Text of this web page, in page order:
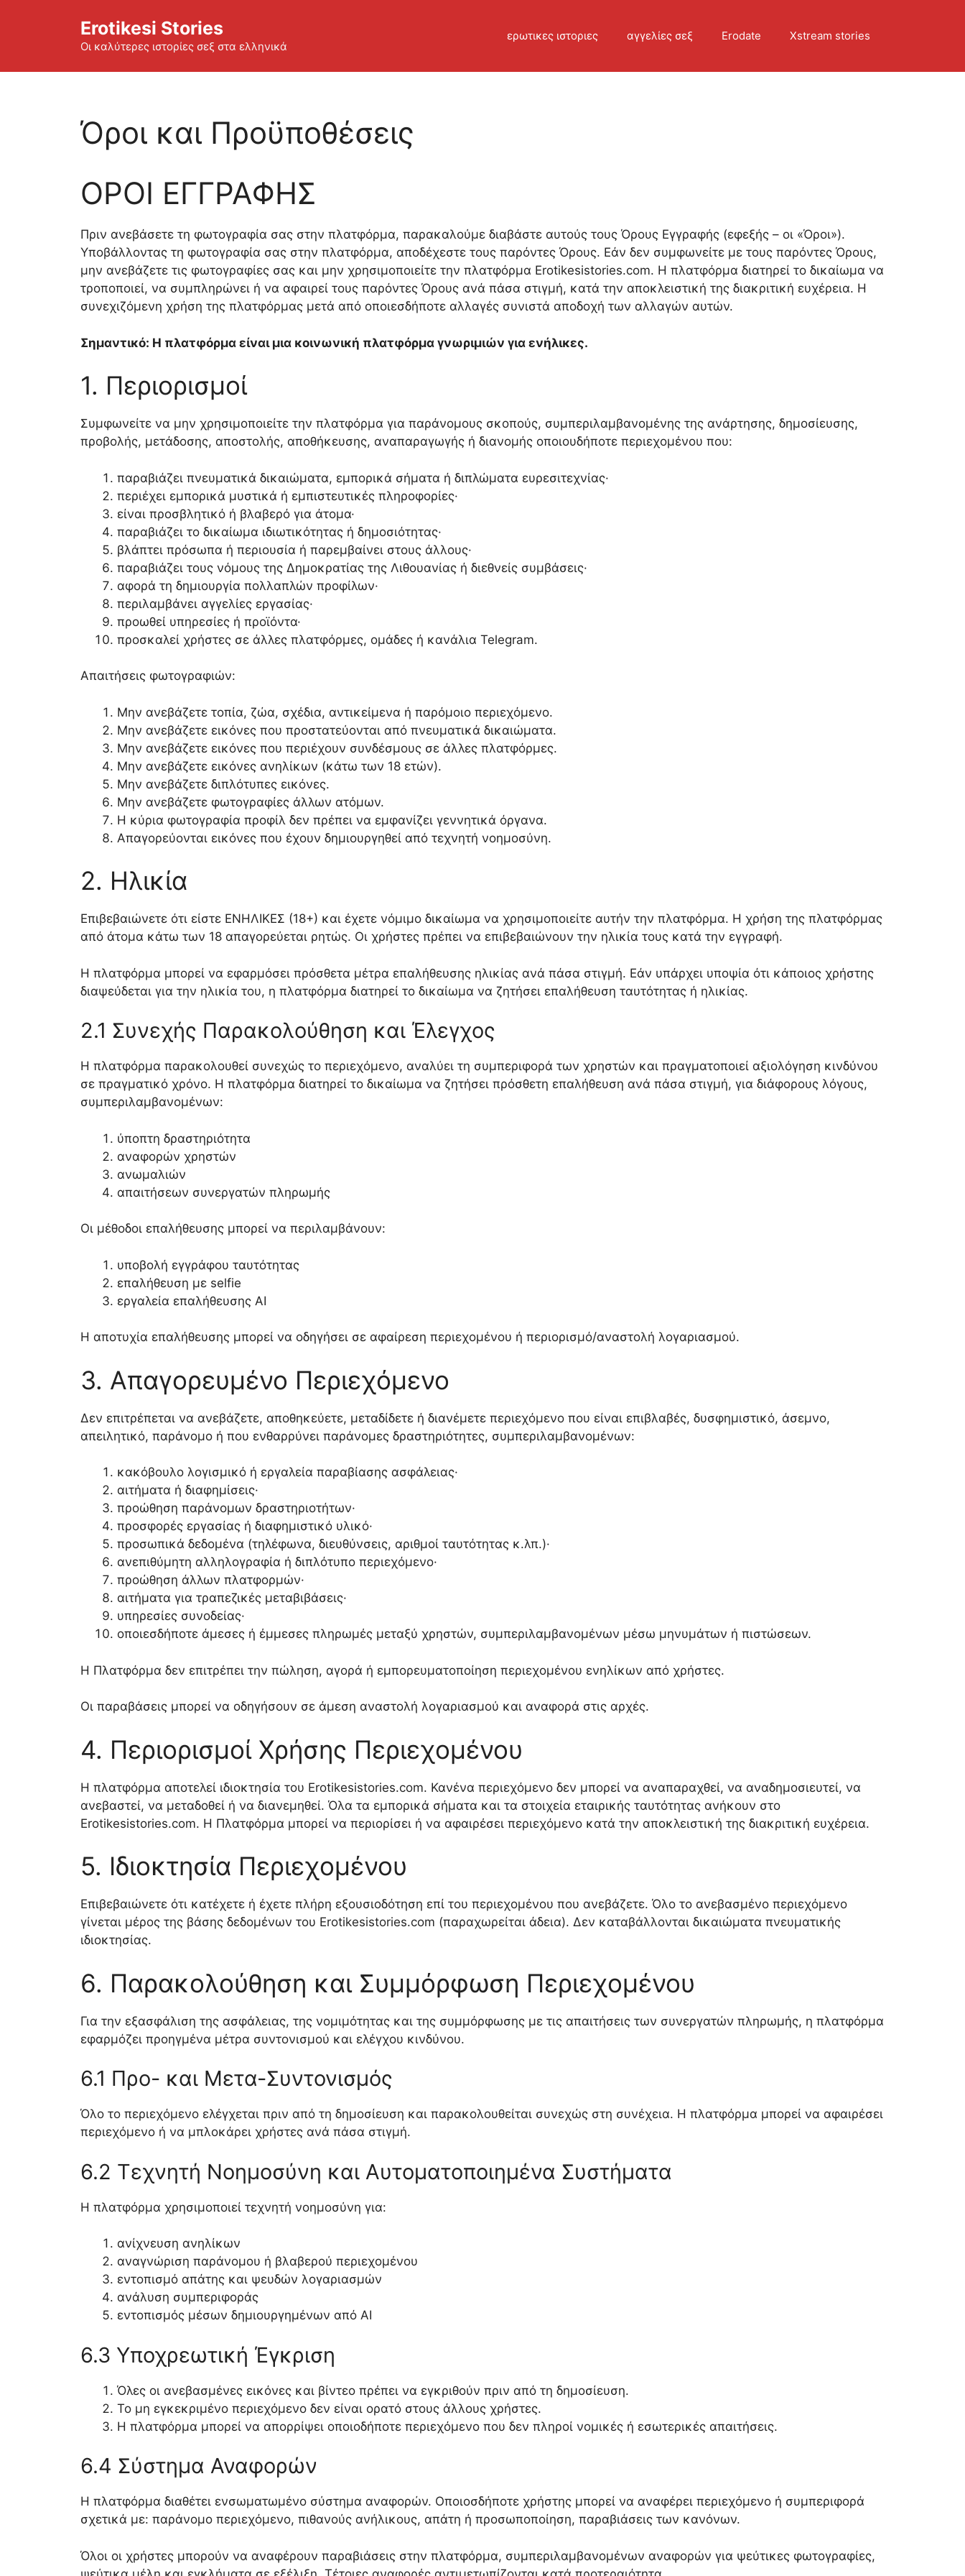
Erotikesi Stories
Οι καλύτερες ιστορίες σεξ στα ελληνικά
ερωτικες ιστοριες αγγελίες σεξ Erodate Xstream stories
Όροι και Προϋποθέσεις
ΟΡΟΙ ΕΓΓΡΑΦΗΣ
Πριν ανεβάσετε τη φωτογραφία σας στην πλατφόρμα, παρακαλούμε διαβάστε αυτούς τους Όρους Εγγραφής (εφεξής – οι «Όροι»).
Υποβάλλοντας τη φωτογραφία σας στην πλατφόρμα, αποδέχεστε τους παρόντες Όρους. Εάν δεν συμφωνείτε με τους παρόντες Όρους,
μην ανεβάζετε τις φωτογραφίες σας και μην χρησιμοποιείτε την πλατφόρμα Erotikesistories.com. Η πλατφόρμα διατηρεί το δικαίωμα να
τροποποιεί, να συμπληρώνει ή να αφαιρεί τους παρόντες Όρους ανά πάσα στιγμή, κατά την αποκλειστική της διακριτική ευχέρεια. Η
συνεχιζόμενη χρήση της πλατφόρμας μετά από οποιεσδήποτε αλλαγές συνιστά αποδοχή των αλλαγών αυτών.
Σημαντικό: Η πλατφόρμα είναι μια κοινωνική πλατφόρμα γνωριμιών για ενήλικες.
1. Περιορισμοί
Συμφωνείτε να μην χρησιμοποιείτε την πλατφόρμα για παράνομους σκοπούς, συμπεριλαμβανομένης της ανάρτησης, δημοσίευσης,
προβολής, μετάδοσης, αποστολής, αποθήκευσης, αναπαραγωγής ή διανομής οποιουδήποτε περιεχομένου που:
παραβιάζει πνευματικά δικαιώματα, εμπορικά σήματα ή διπλώματα ευρεσιτεχνίας·
περιέχει εμπορικά μυστικά ή εμπιστευτικές πληροφορίες·
είναι προσβλητικό ή βλαβερό για άτομα·
παραβιάζει το δικαίωμα ιδιωτικότητας ή δημοσιότητας·
βλάπτει πρόσωπα ή περιουσία ή παρεμβαίνει στους άλλους·
παραβιάζει τους νόμους της Δημοκρατίας της Λιθουανίας ή διεθνείς συμβάσεις·
αφορά τη δημιουργία πολλαπλών προφίλων·
περιλαμβάνει αγγελίες εργασίας·
προωθεί υπηρεσίες ή προϊόντα·
προσκαλεί χρήστες σε άλλες πλατφόρμες, ομάδες ή κανάλια Telegram.
Απαιτήσεις φωτογραφιών:
Μην ανεβάζετε τοπία, ζώα, σχέδια, αντικείμενα ή παρόμοιο περιεχόμενο.
Μην ανεβάζετε εικόνες που προστατεύονται από πνευματικά δικαιώματα.
Μην ανεβάζετε εικόνες που περιέχουν συνδέσμους σε άλλες πλατφόρμες.
Μην ανεβάζετε εικόνες ανηλίκων (κάτω των 18 ετών).
Μην ανεβάζετε διπλότυπες εικόνες.
Μην ανεβάζετε φωτογραφίες άλλων ατόμων.
Η κύρια φωτογραφία προφίλ δεν πρέπει να εμφανίζει γεννητικά όργανα.
Απαγορεύονται εικόνες που έχουν δημιουργηθεί από τεχνητή νοημοσύνη.
2. Ηλικία
Επιβεβαιώνετε ότι είστε ΕΝΗΛΙΚΕΣ (18+) και έχετε νόμιμο δικαίωμα να χρησιμοποιείτε αυτήν την πλατφόρμα. Η χρήση της πλατφόρμας
από άτομα κάτω των 18 απαγορεύεται ρητώς. Οι χρήστες πρέπει να επιβεβαιώνουν την ηλικία τους κατά την εγγραφή.
Η πλατφόρμα μπορεί να εφαρμόσει πρόσθετα μέτρα επαλήθευσης ηλικίας ανά πάσα στιγμή. Εάν υπάρχει υποψία ότι κάποιος χρήστης
διαψεύδεται για την ηλικία του, η πλατφόρμα διατηρεί το δικαίωμα να ζητήσει επαλήθευση ταυτότητας ή ηλικίας.
2.1 Συνεχής Παρακολούθηση και Έλεγχος
Η πλατφόρμα παρακολουθεί συνεχώς το περιεχόμενο, αναλύει τη συμπεριφορά των χρηστών και πραγματοποιεί αξιολόγηση κινδύνου
σε πραγματικό χρόνο. Η πλατφόρμα διατηρεί το δικαίωμα να ζητήσει πρόσθετη επαλήθευση ανά πάσα στιγμή, για διάφορους λόγους,
συμπεριλαμβανομένων:
ύποπτη δραστηριότητα
αναφορών χρηστών
ανωμαλιών
απαιτήσεων συνεργατών πληρωμής
Οι μέθοδοι επαλήθευσης μπορεί να περιλαμβάνουν:
υποβολή εγγράφου ταυτότητας
επαλήθευση με selfie
εργαλεία επαλήθευσης AI
Η αποτυχία επαλήθευσης μπορεί να οδηγήσει σε αφαίρεση περιεχομένου ή περιορισμό/αναστολή λογαριασμού.
3. Απαγορευμένο Περιεχόμενο
Δεν επιτρέπεται να ανεβάζετε, αποθηκεύετε, μεταδίδετε ή διανέμετε περιεχόμενο που είναι επιβλαβές, δυσφημιστικό, άσεμνο,
απειλητικό, παράνομο ή που ενθαρρύνει παράνομες δραστηριότητες, συμπεριλαμβανομένων:
κακόβουλο λογισμικό ή εργαλεία παραβίασης ασφάλειας·
αιτήματα ή διαφημίσεις·
προώθηση παράνομων δραστηριοτήτων·
προσφορές εργασίας ή διαφημιστικό υλικό·
προσωπικά δεδομένα (τηλέφωνα, διευθύνσεις, αριθμοί ταυτότητας κ.λπ.)·
ανεπιθύμητη αλληλογραφία ή διπλότυπο περιεχόμενο·
προώθηση άλλων πλατφορμών·
αιτήματα για τραπεζικές μεταβιβάσεις·
υπηρεσίες συνοδείας·
οποιεσδήποτε άμεσες ή έμμεσες πληρωμές μεταξύ χρηστών, συμπεριλαμβανομένων μέσω μηνυμάτων ή πιστώσεων.
Η Πλατφόρμα δεν επιτρέπει την πώληση, αγορά ή εμπορευματοποίηση περιεχομένου ενηλίκων από χρήστες.
Οι παραβάσεις μπορεί να οδηγήσουν σε άμεση αναστολή λογαριασμού και αναφορά στις αρχές.
4. Περιορισμοί Χρήσης Περιεχομένου
Η πλατφόρμα αποτελεί ιδιοκτησία του Erotikesistories.com. Κανένα περιεχόμενο δεν μπορεί να αναπαραχθεί, να αναδημοσιευτεί, να
ανεβαστεί, να μεταδοθεί ή να διανεμηθεί. Όλα τα εμπορικά σήματα και τα στοιχεία εταιρικής ταυτότητας ανήκουν στο
Erotikesistories.com. Η Πλατφόρμα μπορεί να περιορίσει ή να αφαιρέσει περιεχόμενο κατά την αποκλειστική της διακριτική ευχέρεια.
5. Ιδιοκτησία Περιεχομένου
Επιβεβαιώνετε ότι κατέχετε ή έχετε πλήρη εξουσιοδότηση επί του περιεχομένου που ανεβάζετε. Όλο το ανεβασμένο περιεχόμενο
γίνεται μέρος της βάσης δεδομένων του Erotikesistories.com (παραχωρείται άδεια). Δεν καταβάλλονται δικαιώματα πνευματικής
ιδιοκτησίας.
6. Παρακολούθηση και Συμμόρφωση Περιεχομένου
Για την εξασφάλιση της ασφάλειας, της νομιμότητας και της συμμόρφωσης με τις απαιτήσεις των συνεργατών πληρωμής, η πλατφόρμα
εφαρμόζει προηγμένα μέτρα συντονισμού και ελέγχου κινδύνου.
6.1 Προ- και Μετα-Συντονισμός
Όλο το περιεχόμενο ελέγχεται πριν από τη δημοσίευση και παρακολουθείται συνεχώς στη συνέχεια. Η πλατφόρμα μπορεί να αφαιρέσει
περιεχόμενο ή να μπλοκάρει χρήστες ανά πάσα στιγμή.
6.2 Τεχνητή Νοημοσύνη και Αυτοματοποιημένα Συστήματα
Η πλατφόρμα χρησιμοποιεί τεχνητή νοημοσύνη για:
ανίχνευση ανηλίκων
αναγνώριση παράνομου ή βλαβερού περιεχομένου
εντοπισμό απάτης και ψευδών λογαριασμών
ανάλυση συμπεριφοράς
εντοπισμός μέσων δημιουργημένων από AI
6.3 Υποχρεωτική Έγκριση
Όλες οι ανεβασμένες εικόνες και βίντεο πρέπει να εγκριθούν πριν από τη δημοσίευση.
Το μη εγκεκριμένο περιεχόμενο δεν είναι ορατό στους άλλους χρήστες.
Η πλατφόρμα μπορεί να απορρίψει οποιοδήποτε περιεχόμενο που δεν πληροί νομικές ή εσωτερικές απαιτήσεις.
6.4 Σύστημα Αναφορών
Η πλατφόρμα διαθέτει ενσωματωμένο σύστημα αναφορών. Οποιοσδήποτε χρήστης μπορεί να αναφέρει περιεχόμενο ή συμπεριφορά
σχετικά με: παράνομο περιεχόμενο, πιθανούς ανήλικους, απάτη ή προσωποποίηση, παραβιάσεις των κανόνων.
Όλοι οι χρήστες μπορούν να αναφέρουν παραβιάσεις στην πλατφόρμα, συμπεριλαμβανομένων αναφορών για ψεύτικες φωτογραφίες,